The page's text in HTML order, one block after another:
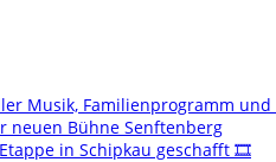
Musik, Familienprogramm
Bühne Senftenberg
in Schipkau geschafft 🎞️